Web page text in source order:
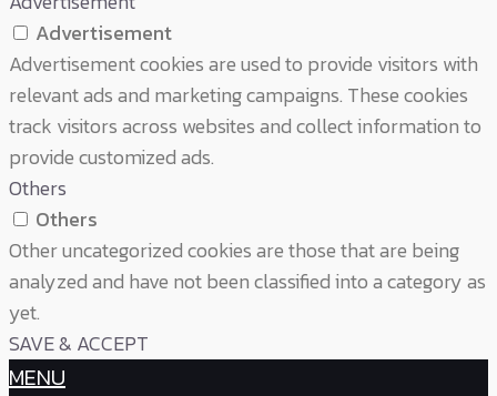
Advertisement
Advertisement cookies are used to provide visitors with
relevant ads and marketing campaigns. These cookies
track visitors across websites and collect information to
provide customized ads.
Others
Others
Other uncategorized cookies are those that are being
analyzed and have not been classified into a category as
yet.
SAVE & ACCEPT
MENU